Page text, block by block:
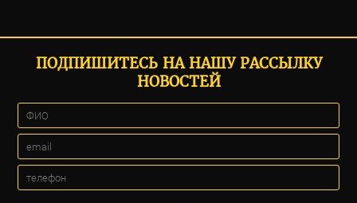
ПОДПИШИТЕСЬ НА НАШУ РАССЫЛКУ
НОВОСТЕЙ